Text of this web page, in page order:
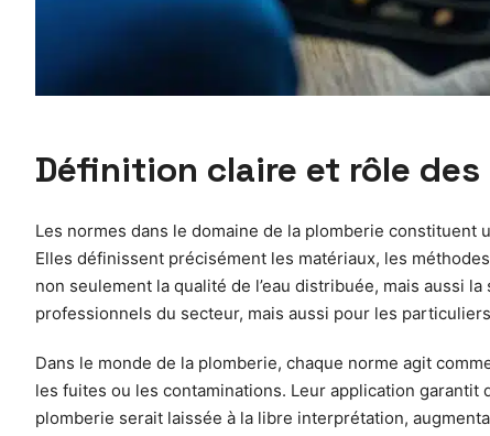
Définition claire et rôle
Les normes dans le domaine de la plomberie constituent
Elles définissent précisément les matériaux, les
non seulement la qualité de l’eau distribuée, mais aussi
professionnels du secteur, mais aussi pour les
Dans le monde de la plomberie, chaque norme agit
les fuites ou les contaminations. Leur application garantit
plomberie serait laissée à la libre interprétation,